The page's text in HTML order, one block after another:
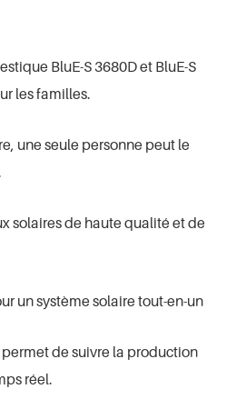
BluE-S 3680D et BluE-S
les familles.
une seule personne peut le
solaires de haute qualité et de
un système solaire tout-en-un
de suivre la production
réel.